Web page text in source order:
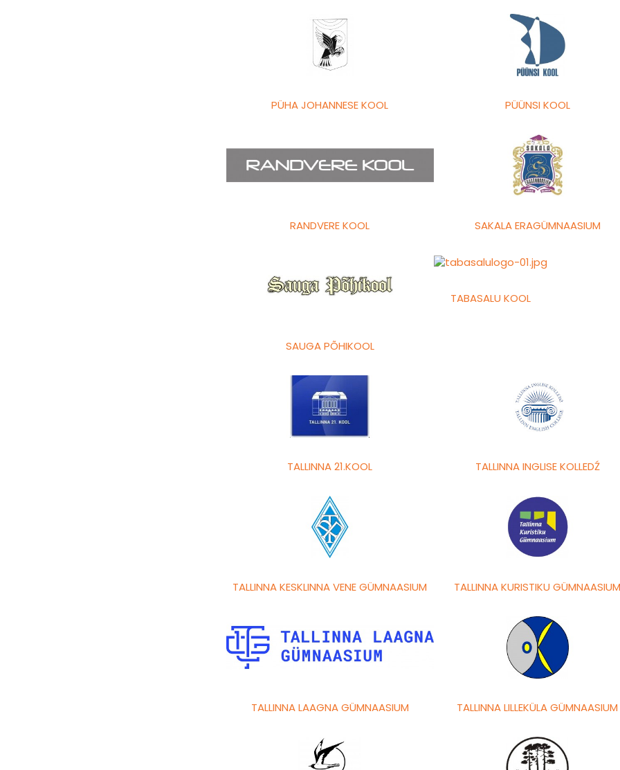
PÜHA JOHANNESE KOOL PÜÜNSI KOOL
RANDVERE KOOL SAKALA ERAGÜMNAASIUM
SAUGA PÕHIKOOL
TABASALU KOOL
TALLINNA 21.KOOL TALLINNA INGLISE KOLLEDŹ
TALLINNA KESKLINNA VENE GÜMNAASIUM TALLINNA KURISTIKU
TALLINNA LAAGNA GÜMNAASIUM TALLINNA LILLEKÜLA GÜMNAASIUM